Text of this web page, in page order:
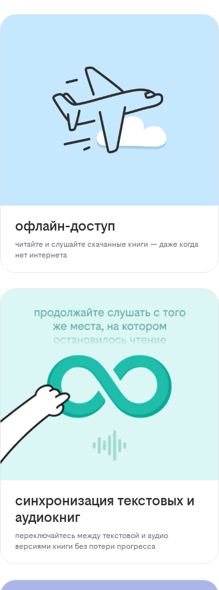
офлайн-доступ
читайте и слушайте скачанные книги — даже когда
нет интернета
синхронизация текстовых и
аудиокниг
переключайтесь между текстовой и аудио
версиями книги без потери прогресса